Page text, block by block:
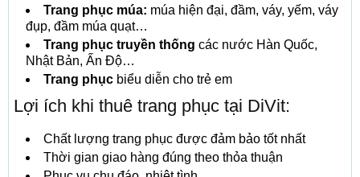
Trang phục múa: múa hiện đại, đầm, váy, yếm, váy
đụp, đầm múa quạt…
Trang phục truyền thống các nước Hàn Quốc,
Nhật Bản, Ấn Độ…
Trang phục biểu diễn cho trẻ em
Lợi ích khi thuê trang phục tại DiVit:
Chất lượng trang phục được đảm bảo tốt nhất
Thời gian giao hàng đúng theo thỏa thuận